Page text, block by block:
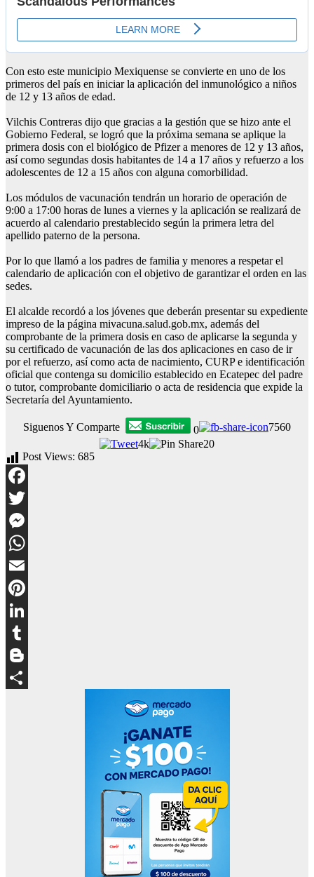
Con esto este municipio Mexiquense se convierte en uno de los
primeros del país en iniciar la aplicación del inmunológico a niños
de 12 y 13 años de edad.
Vilchis Contreras dijo que gracias a la gestión que se hizo ante el
Gobierno Federal, se logró que la próxima semana se aplique la
primera dosis con el biológico de Pfizer a menores de 12 y 13 años,
así como segundas dosis habitantes de 14 a 17 años y refuerzo a los
adolescentes de 12 a 15 años con alguna comorbilidad.
Los módulos de vacunación tendrán un horario de operación de
9:00 a 17:00 horas de lunes a viernes y la aplicación se realizará de
acuerdo al calendario prestablecido según la primera letra del
apellido paterno de la persona.
Por lo que llamó a los padres de familia y menores a respetar el
calendario de aplicación con el objetivo de garantizar el orden en las
sedes.
El alcalde recordó a los jóvenes que deberán presentar su expediente
impreso de la página mivacuna.salud.gob.mx, además del
comprobante de la primera dosis en caso de aplicarse la segunda y
su certificado de vacunación de las dos aplicaciones en caso de ir
por el refuerzo, así como acta de nacimiento, CURP e identificación
oficial que contenga su domicilio establecido en Ecatepec del padre
o tutor, comprobante domiciliario o acta de residencia que expide la
Secretaría del Ayuntamiento.
Siguenos Y Comparte 0
7560
4k
20
Post Views: 685
Facebook
Twitter
Messenger
WhatsApp
Email
Pinterest
LinkedIn
Tumblr
Blogger